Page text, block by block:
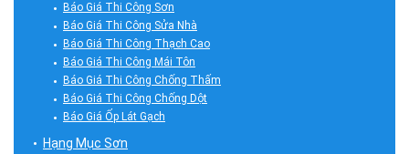
Báo Giá Thi Công Sơn
Báo Giá Thi Công Sửa Nhà
Báo Giá Thi Công Thạch Cao
Báo Giá Thi Công Mái Tôn
Báo Giá Thi Công Chống Thấm
Báo Giá Thi Công Chống Dột
Báo Giá Ốp Lát Gạch
Hạng Mục Sơn